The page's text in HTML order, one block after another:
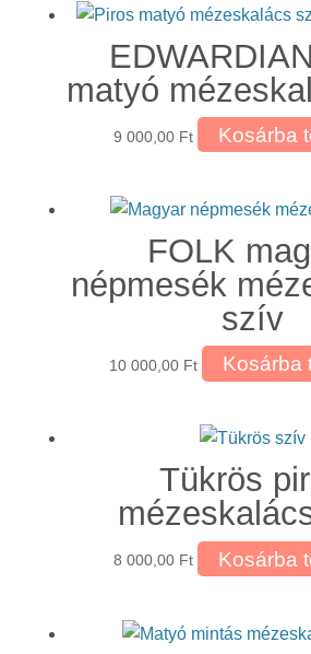
matyó
9 000,00 Ft Kosárba
FOLK
népmesék
szív
10 000,00 Ft Kosárba
Tükrös
8 000,00 Ft Kosárba